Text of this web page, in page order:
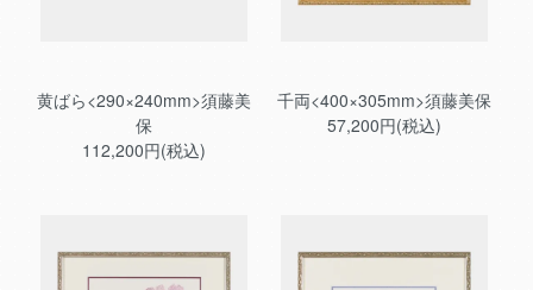
黄ばら<290×240mm>須藤美
保
112,200円(税込)
千両<400×305mm>須藤美保
57,200円(税込)